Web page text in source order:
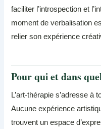
faciliter l’introspection et
moment de verbalisation
relier son expérience
Pour qui et dans
L’art-thérapie s’adresse à
Aucune expérience
trouvent un espace